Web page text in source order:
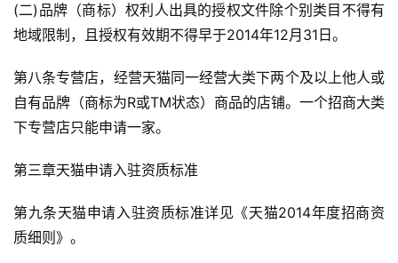
(二)品牌（商标）权利人出具的授权文件除个别类目不得有
地域限制，且授权有效期不得早于2014年12月31日。
第八条专营店，经营天猫同一经营大类下两个及以上他人或
自有品牌（商标为R或TM状态）商品的店铺。一个招商大类
下专营店只能申请一家。
第三章天猫申请入驻资质标准
第九条天猫申请入驻资质标准详见《天猫2014年度招商资
质细则》。